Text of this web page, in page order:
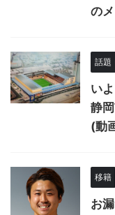
の
話題
い
静
(動
移籍
お